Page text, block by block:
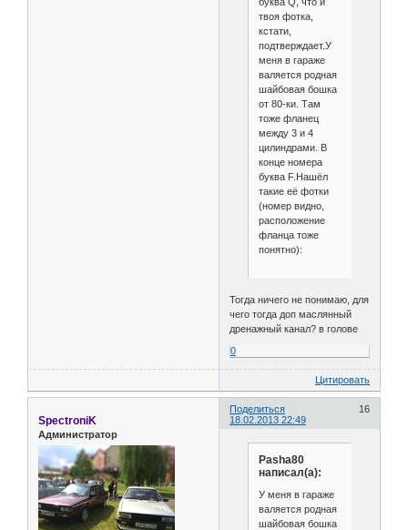
твоя фотка,
кстати,
подтверждает.У
меня в гараже
валяется родная
шайбовая бошка
от 80-ки. Там
тоже фланец
между 3 и 4
цилиндрами. В
конце номера
буква F.Нашёл
такие её фотки
(номер видно,
расположение
фланца тоже
понятно):
Тогда ничего не понимаю, для
чего тогда доп маслянный
дренажный канал? в голове
0
Цитировать
Поделиться
16
18.02.2013 22:49
SpectroniK
Администратор
Pasha80
написал(а):
У меня в гараже
валяется родная
шайбовая бошка